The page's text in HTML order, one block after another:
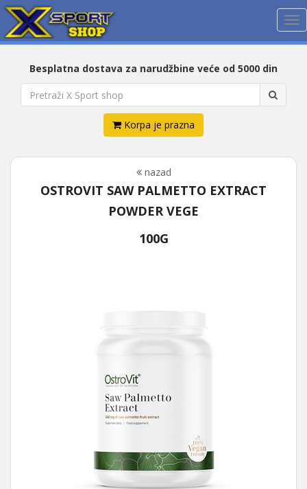
Besplatna dostava za narudžbine veće od 5000 din
Korpa je prazna
nazad
OSTROVIT SAW PALMETTO EXTRACT
POWDER VEGE
100G